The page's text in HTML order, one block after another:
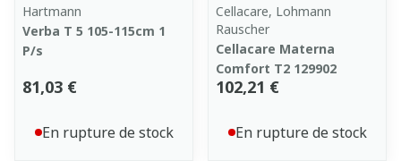
Hartmann
Verba T 5 105-115cm 1
P/s
81,03 €
En rupture de stock
Cellacare, Lohmann
Rauscher
Cellacare Materna
Comfort T2 129902
102,21 €
En rupture de stock